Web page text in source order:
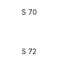
S 70
S 72